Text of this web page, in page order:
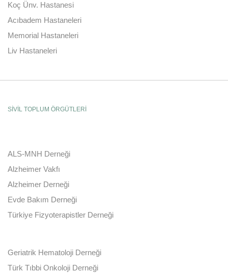
Koç Ünv. Hastanesi
Acıbadem Hastaneleri
Memorial Hastaneleri
Liv Hastaneleri
SİVİL TOPLUM ÖRGÜTLERİ
ALS-MNH Derneği
Alzheimer Vakfı
Alzheimer Derneği
Evde Bakım Derneği
Türkiye Fizyoterapistler Derneği
Geriatrik Hematoloji Derneği
Türk Tıbbi Onkoloji Derneği